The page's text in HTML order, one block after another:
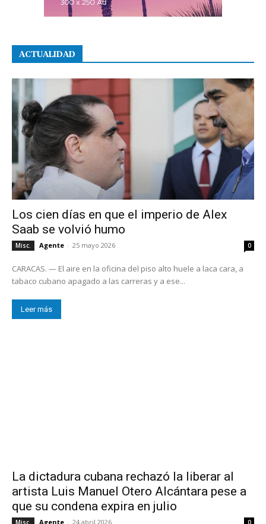
ACTUALIDAD
Los cien días en que el imperio de Alex
Saab se volvió humo
Misc. Agente - 25 mayo 2026 0
CARACAS. — El aire en la oficina del piso alto huele a laca cara, a
tabaco cubano apagado a las carreras y a ese...
Leer más
La dictadura cubana rechazó la liberar al
artista Luis Manuel Otero Alcántara pese a
que su condena expira en julio
Misc. Agente - 24 abril 2026 0